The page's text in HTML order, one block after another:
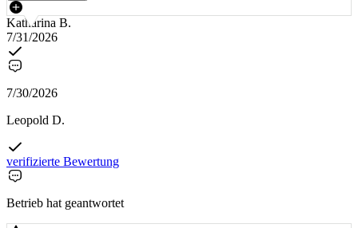
Katharina B.
7/31/2026
7/30/2026
Leopold D.
verifizierte Bewertung
Betrieb hat geantwortet